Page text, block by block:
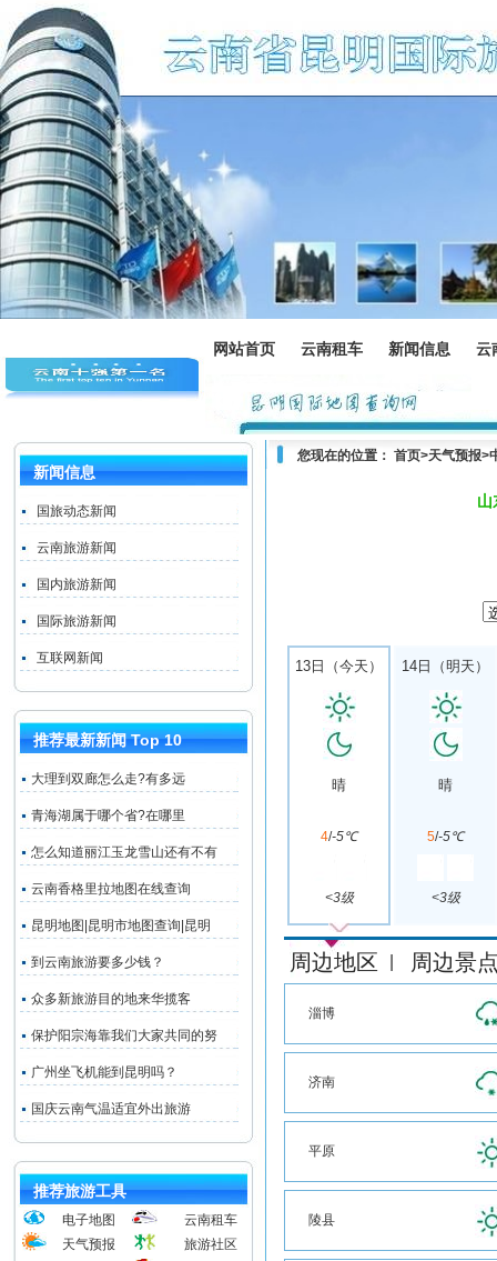
网站首页 云南租车 新闻信息 云
新闻信息
国旅动态新闻
云南旅游新闻
国内旅游新闻
国际旅游新闻
互联网新闻
推荐最新新闻 Top 10
大理到双廊怎么走?有多远
青海湖属于哪个省?在哪里
怎么知道丽江玉龙雪山还有不有
云南香格里拉地图在线查询
昆明地图|昆明市地图查询|昆明
到云南旅游要多少钱？
众多新旅游目的地来华揽客
保护阳宗海靠我们大家共同的努
广州坐飞机能到昆明吗？
国庆云南气温适宜外出旅游
推荐旅游工具
电子地图
云南租车
天气预报
旅游社区
您现在的位置： 首页>天气预报>
山
13日（今天）
晴
4/-5℃
<3级
14日（明天）
晴
5/-5℃
<3级
周边地区 周边景
淄博
济南
平原
陵县